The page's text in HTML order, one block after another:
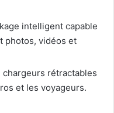
intelligent capable
photos, vidéos et
chargeurs rétractables
et les voyageurs.